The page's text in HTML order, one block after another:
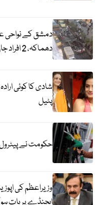
دمشق کے نواحی
دھماکہ، 2 افراد جاں بحق، متعدد زخمی
شادی کا کوئی
پٹیل
حکومت نے
وزیراعظم کی
ایجنڈے پر بات